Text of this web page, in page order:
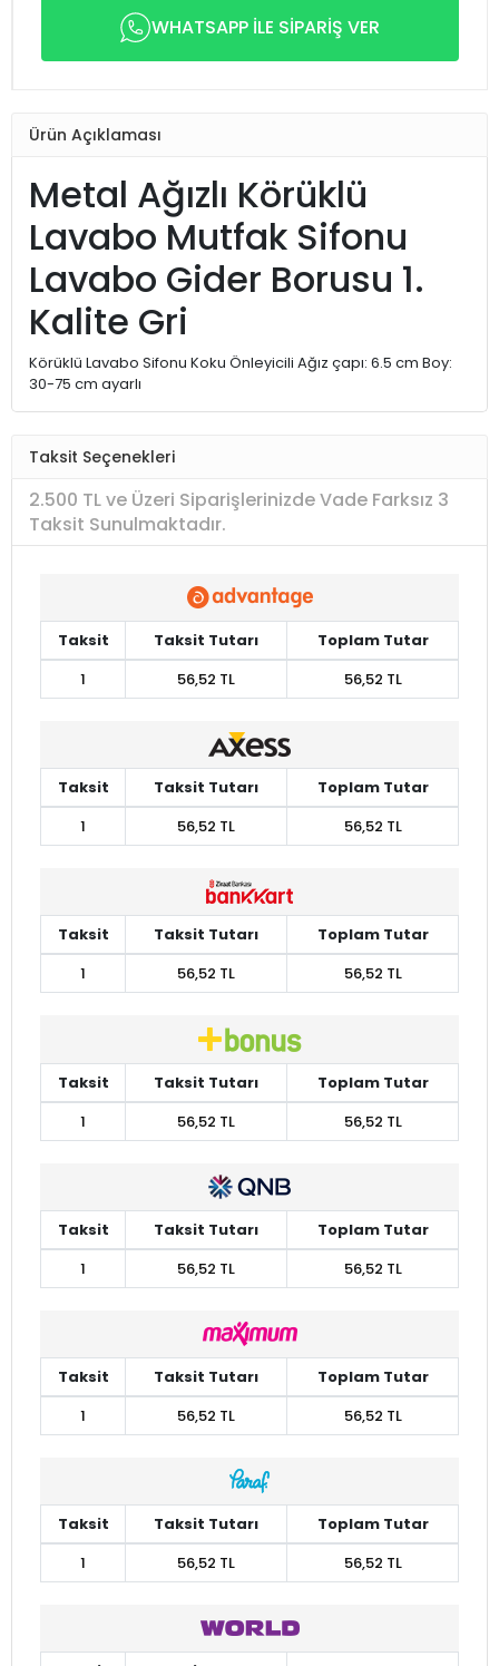
WHATSAPP İLE SİPARİŞ VER
Ürün Açıklaması
Metal Ağızlı Körüklü
Lavabo Mutfak Sifonu
Lavabo Gider Borusu 1.
Kalite Gri
Körüklü Lavabo Sifonu Koku Önleyicili Ağız çapı: 6.5 cm Boy:
30-75 cm ayarlı
Taksit Seçenekleri
2.500 TL ve Üzeri Siparişlerinizde Vade Farksız 3
Taksit Sunulmaktadır.
Taksit Taksit Tutarı
Toplam Tutar
1
56,52 TL 56,52 TL
Taksit Taksit Tutarı
Toplam Tutar
1
56,52 TL 56,52 TL
Taksit Taksit Tutarı
Toplam Tutar
1
56,52 TL 56,52 TL
Taksit Taksit Tutarı
Toplam Tutar
1
56,52 TL 56,52 TL
Taksit Taksit Tutarı
Toplam Tutar
1
56,52 TL 56,52 TL
Taksit Taksit Tutarı
Toplam Tutar
1
56,52 TL 56,52 TL
Taksit Taksit Tutarı
Toplam Tutar
1
56,52 TL 56,52 TL